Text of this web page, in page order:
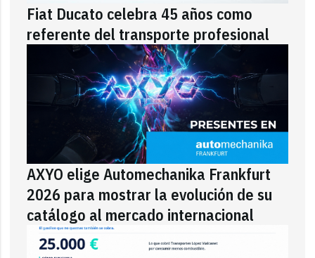
Fiat Ducato celebra 45 años como
referente del transporte profesional
AXYO elige Automechanika Frankfurt
2026 para mostrar la evolución de su
catálogo al mercado internacional